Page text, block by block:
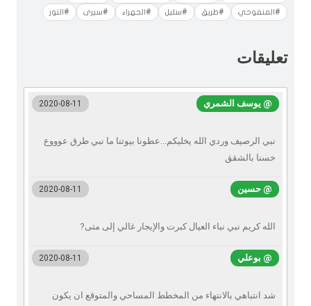
#المنفوحي #طريق #سليل #الجهراء #سيرى #النور
تعليقات
@ يوسف الشمري 2020-08-11
نبي الرصيف وردي الله يخليكم...عطونا بيوتنا ما نبي طرق عوووع
خسنا بالشقق
@ حسين 2020-08-11
الله كريم نبي نباء ‏العيال كبرت والإيجار غالي إلى متى?
@ بوعلي 2020-08-11
شد انتباهي بالانتهاء من المخطط المساحي والمتوقع ان يكون